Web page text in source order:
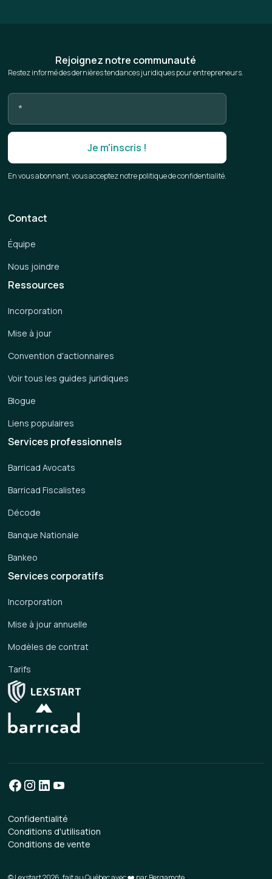
Rejoignez notre communauté
Restez informé des dernières tendances juridiques pour entrepreneurs.
En vous abonnant, vous acceptez notre politique de confidentialité.
Services corporatifs
Incorporation
Mise à jour annuelle
Modèles de contrat
Tarifs
Services professionnels
Barricad Avocats
Barricad Fiscalistes
Décode
Banque Nationale
Bankeo
Ressources
Incorporation
Mise à jour
Convention d'actionnaires
Voir tous les guides juridiques
Blogue
Liens populaires
Contact
Équipe
Nous joindre
Confidentialité
Conditions d'utilisation
Conditions de vente